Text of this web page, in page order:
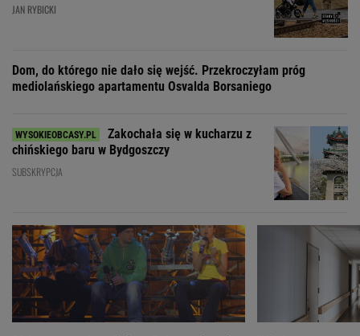
JAN RYBICKI
Dom, do którego nie dało się wejść. Przekroczyłam próg
mediolańskiego apartamentu Osvalda Borsaniego
Zakochała się w kucharzu z
chińskiego baru w Bydgoszczy
SUBSKRYPCJA